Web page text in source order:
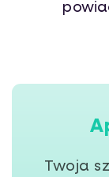
Twoja